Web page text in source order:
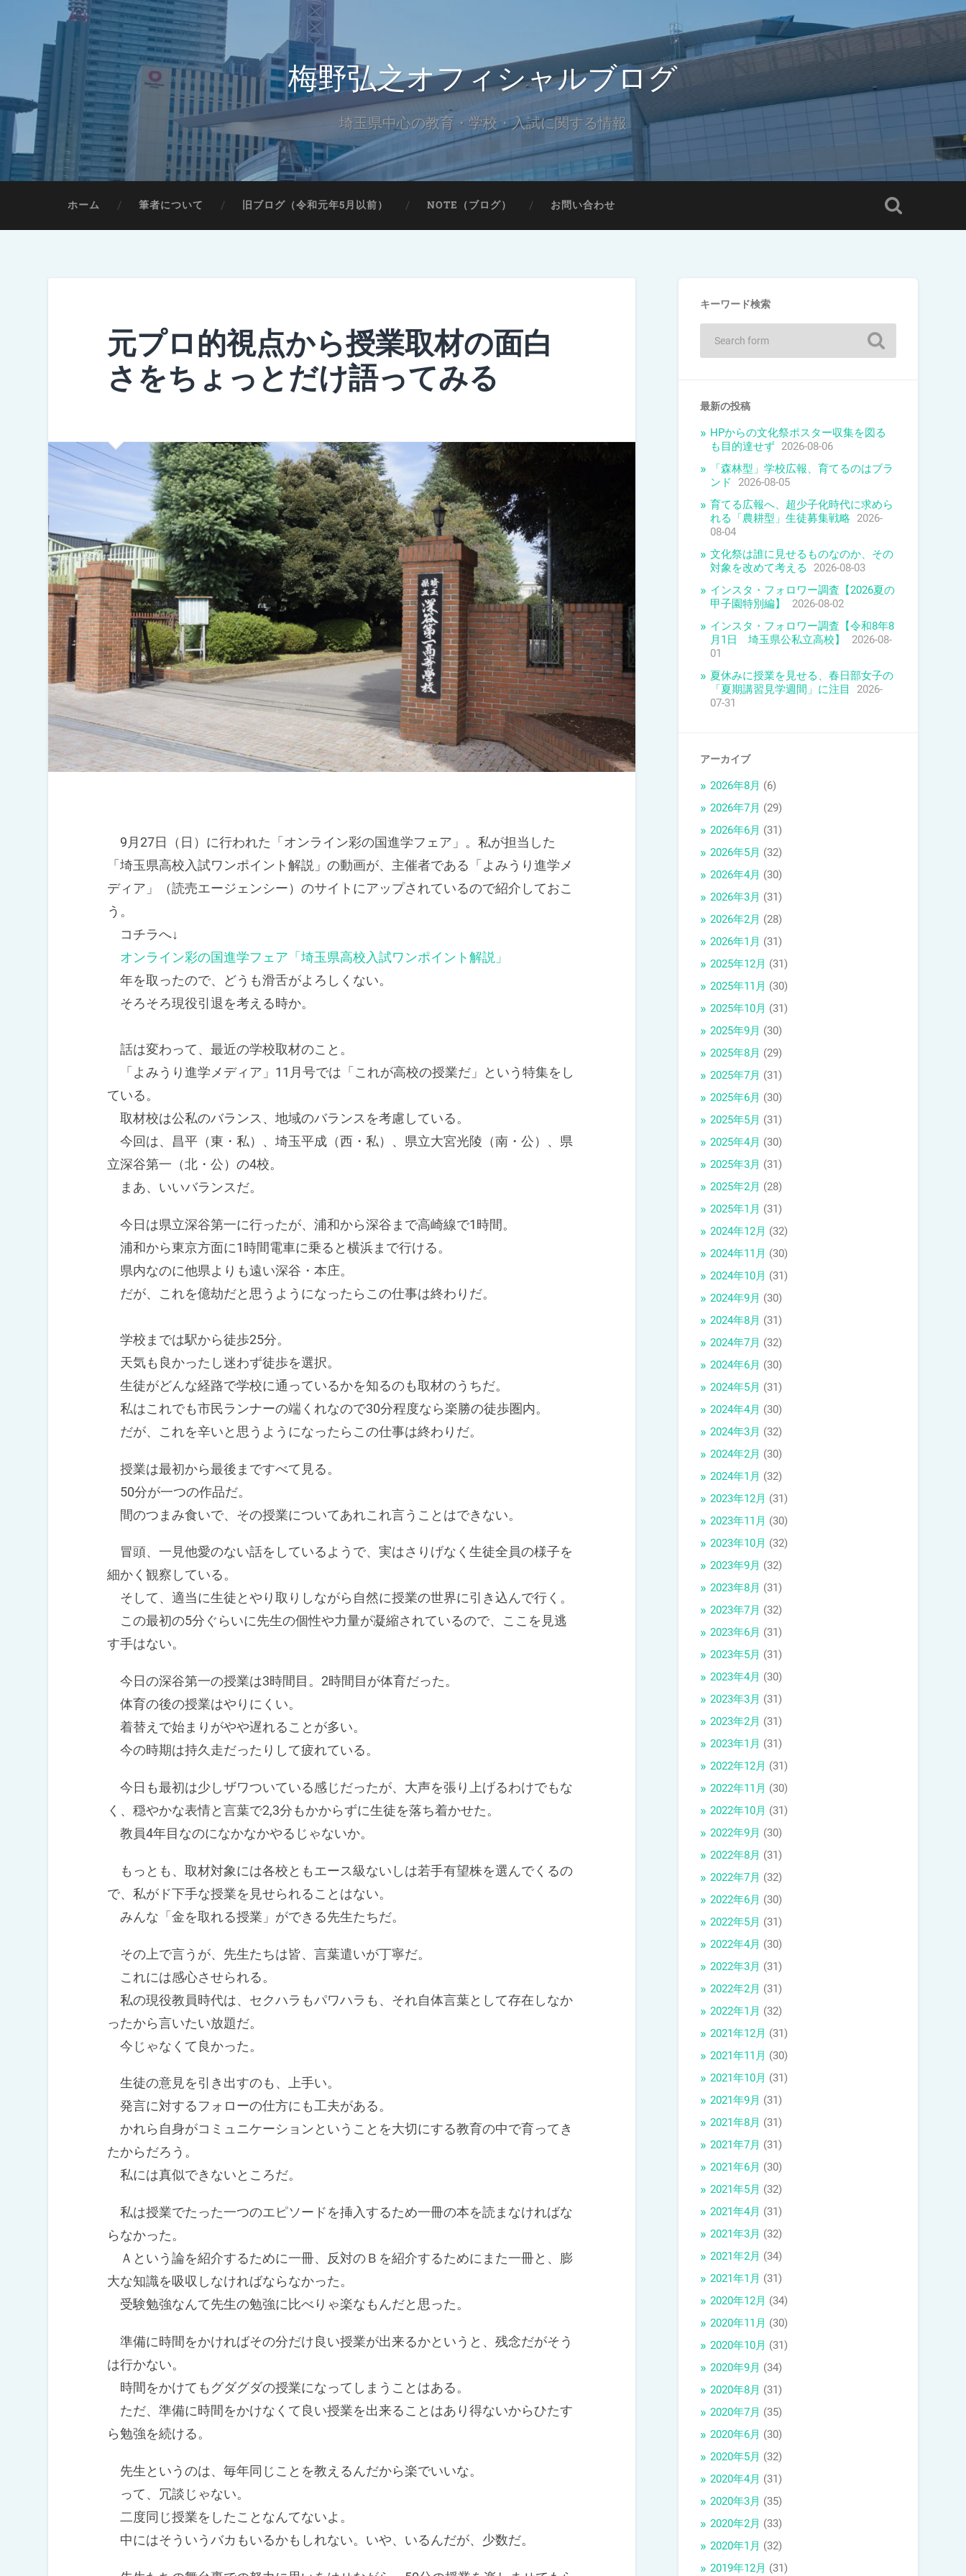
梅野弘之オフィシャルブログ
埼玉県中心の教育・学校・入試に関する情報
ホーム 筆者について 旧ブログ（令和元年5月以前） NOTE（ブログ） お問い合わせ
元プロ的視点から授業取材の面白
さをちょっとだけ語ってみる
9月27日（日）に行われた「オンライン彩の国進学フェア」。私が担当した
「埼玉県高校入試ワンポイント解説」の動画が、主催者である「よみうり進学メ
ディア」（読売エージェンシー）のサイトにアップされているので紹介しておこ
う。
コチラへ↓
オンライン彩の国進学フェア「埼玉県高校入試ワンポイント解説」
年を取ったので、どうも滑舌がよろしくない。
そろそろ現役引退を考える時か。
話は変わって、最近の学校取材のこと。
「よみうり進学メディア」11月号では「これが高校の授業だ」という特集をし
ている。
取材校は公私のバランス、地域のバランスを考慮している。
今回は、昌平（東・私）、埼玉平成（西・私）、県立大宮光陵（南・公）、県
立深谷第一（北・公）の4校。
まあ、いいバランスだ。
今日は県立深谷第一に行ったが、浦和から深谷まで高崎線で1時間。
浦和から東京方面に1時間電車に乗ると横浜まで行ける。
県内なのに他県よりも遠い深谷・本庄。
だが、これを億劫だと思うようになったらこの仕事は終わりだ。
学校までは駅から徒歩25分。
天気も良かったし迷わず徒歩を選択。
生徒がどんな経路で学校に通っているかを知るのも取材のうちだ。
私はこれでも市民ランナーの端くれなので30分程度なら楽勝の徒歩圏内。
だが、これを辛いと思うようになったらこの仕事は終わりだ。
授業は最初から最後まですべて見る。
50分が一つの作品だ。
間のつまみ食いで、その授業についてあれこれ言うことはできない。
冒頭、一見他愛のない話をしているようで、実はさりげなく生徒全員の様子を
細かく観察している。
そして、適当に生徒とやり取りしながら自然に授業の世界に引き込んで行く。
この最初の5分ぐらいに先生の個性や力量が凝縮されているので、ここを見逃
す手はない。
今日の深谷第一の授業は3時間目。2時間目が体育だった。
体育の後の授業はやりにくい。
着替えで始まりがやや遅れることが多い。
今の時期は持久走だったりして疲れている。
今日も最初は少しザワついている感じだったが、大声を張り上げるわけでもな
く、穏やかな表情と言葉で2,3分もかからずに生徒を落ち着かせた。
教員4年目なのになかなかやるじゃないか。
もっとも、取材対象には各校ともエース級ないしは若手有望株を選んでくるの
で、私がド下手な授業を見せられることはない。
みんな「金を取れる授業」ができる先生たちだ。
その上で言うが、先生たちは皆、言葉遣いが丁寧だ。
これには感心させられる。
私の現役教員時代は、セクハラもパワハラも、それ自体言葉として存在しなか
ったから言いたい放題だ。
今じゃなくて良かった。
生徒の意見を引き出すのも、上手い。
発言に対するフォローの仕方にも工夫がある。
かれら自身がコミュニケーションということを大切にする教育の中で育ってき
たからだろう。
私には真似できないところだ。
私は授業でたった一つのエピソードを挿入するため一冊の本を読まなければな
らなかった。
Ａという論を紹介するために一冊、反対のＢを紹介するためにまた一冊と、膨
大な知識を吸収しなければならなかった。
受験勉強なんて先生の勉強に比べりゃ楽なもんだと思った。
準備に時間をかければその分だけ良い授業が出来るかというと、残念だがそう
は行かない。
時間をかけてもグダグダの授業になってしまうことはある。
ただ、準備に時間をかけなくて良い授業を出来ることはあり得ないからひたす
ら勉強を続ける。
先生というのは、毎年同じことを教えるんだから楽でいいな。
って、冗談じゃない。
二度同じ授業をしたことなんてないよ。
中にはそういうバカもいるかもしれない。いや、いるんだが、少数だ。
キーワード検索
最新の投稿
HPからの文化祭ポスター収集を図る
も目的達せず 2026-08-06
「森林型」学校広報、育てるのはブラ
ンド
2026-08-05
育てる広報へ、超少子化時代に求めら
れる「農耕型」生徒募集戦略 2026-
08-04
文化祭は誰に見せるものなのか、その
対象を改めて考える
2026-08-03
インスタ・フォロワー調査【2026夏の
甲子園特別編】
2026-08-02
インスタ・フォロワー調査【令和8年8
月1日 埼玉県公私立高校】
2026-08-
01
夏休みに授業を見せる、春日部女子の
「夏期講習見学週間」に注目
2026-
07-31
アーカイブ
2026年8月 (6)
2026年7月 (29)
2026年6月 (31)
2026年5月 (32)
2026年4月 (30)
2026年3月 (31)
2026年2月 (28)
2026年1月 (31)
2025年12月 (31)
2025年11月 (30)
2025年10月 (31)
2025年9月 (30)
2025年8月 (29)
2025年7月 (31)
2025年6月 (30)
2025年5月 (31)
2025年4月 (30)
2025年3月 (31)
2025年2月 (28)
2025年1月 (31)
2024年12月 (32)
2024年11月 (30)
2024年10月 (31)
2024年9月 (30)
2024年8月 (31)
2024年7月 (32)
2024年6月 (30)
2024年5月 (31)
2024年4月 (30)
2024年3月 (32)
2024年2月 (30)
2024年1月 (32)
2023年12月 (31)
2023年11月 (30)
2023年10月 (32)
2023年9月 (32)
2023年8月 (31)
2023年7月 (32)
2023年6月 (31)
2023年5月 (31)
2023年4月 (30)
2023年3月 (31)
2023年2月 (31)
2023年1月 (31)
2022年12月 (31)
2022年11月 (30)
2022年10月 (31)
2022年9月 (30)
2022年8月 (31)
2022年7月 (32)
2022年6月 (30)
2022年5月 (31)
2022年4月 (30)
2022年3月 (31)
2022年2月 (31)
2022年1月 (32)
2021年12月 (31)
2021年11月 (30)
2021年10月 (31)
2021年9月 (31)
2021年8月 (31)
2021年7月 (31)
2021年6月 (30)
2021年5月 (32)
2021年4月 (31)
2021年3月 (32)
2021年2月 (34)
2021年1月 (31)
2020年12月 (34)
2020年11月 (30)
2020年10月 (31)
2020年9月 (34)
2020年8月 (31)
2020年7月 (35)
2020年6月 (30)
2020年5月 (32)
2020年4月 (31)
2020年3月 (35)
2020年2月 (33)
2020年1月 (32)
2019年12月 (31)